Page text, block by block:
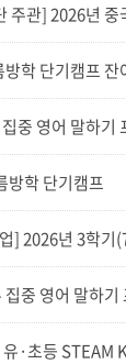
주관] 2026년
학 단기캠프 잔
중 영어 말하기
방학 단기캠프
] 2026년 3학기
중 영어 말하기
·초등 STEAM